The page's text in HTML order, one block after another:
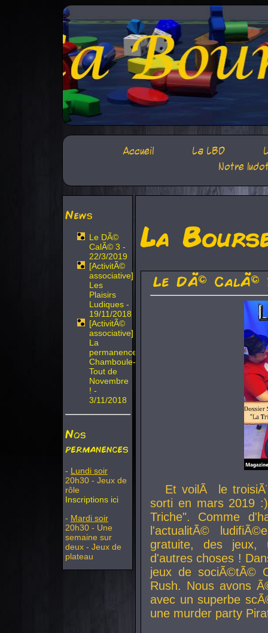
Accueil La LBD
Notre
News
Le DÃ©
CalÃ© 3 -
22/3/2019
[ActivitÃ©
associative]
Les
Plaisirs
Ludiques -
19/11/2018
[ActivitÃ©
associative]
La
permanence
Chamboule-
Tout de
Novembre
! -
3/11/2018
Nos
permanences
- Lundi soir
20h30 - Jeux de
rôle
Inscriptions ici
- Mardi soir
20h30 - Une
semaine sur
deux - Jeux de
plateau
La
Le DÃ© CalÃ©
Et voilÃ le
sorti en mars 2019
Triche". Comme
l'actualitÃ©
gratuite, des jeux,
d'autres choses !
jeux de sociÃ©tÃ©
Rush. Nous avons
avec un superbe
une murder party